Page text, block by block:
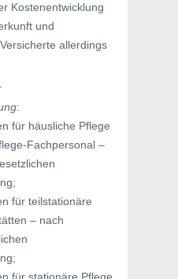
Kostenentwicklung
und
allerdings
:
für häusliche Pflege
Fachpersonal –
für teilstationäre
– nach